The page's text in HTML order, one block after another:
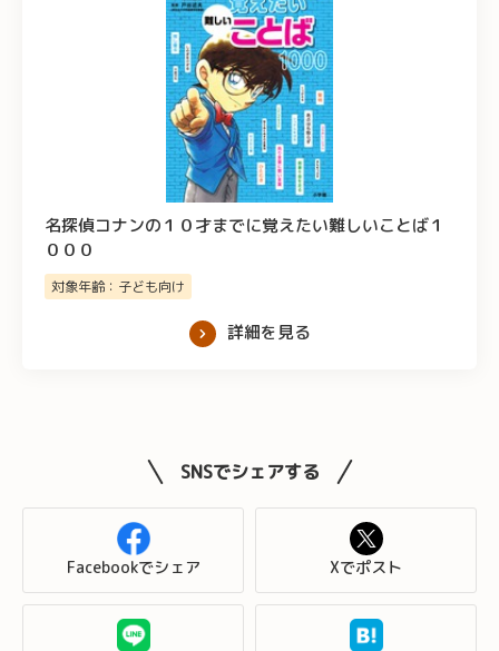
名探偵コナンの１０才までに覚えたい難しいことば１
０００
対象年齢：子ども向け
詳細を見る
SNSでシェアする
Facebookでシェア Xでポスト